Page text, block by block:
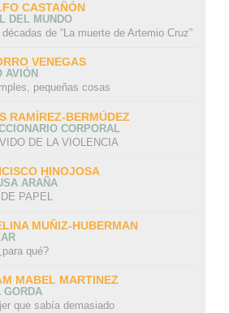
CASTAÑÓN
DEL MUNDO
de “La muerte de Artemio Cruz”
VENEGAS
AVIÓN
pequeñas cosas
RAMÍREZ-BERMÚDEZ
CORPORAL
DE LA VIOLENCIA
HINOJOSA
ARAÑA
PAPEL
MUÑIZ-HUBERMAN
qué?
MABEL MARTINEZ
GORDA
que sabía demasiado